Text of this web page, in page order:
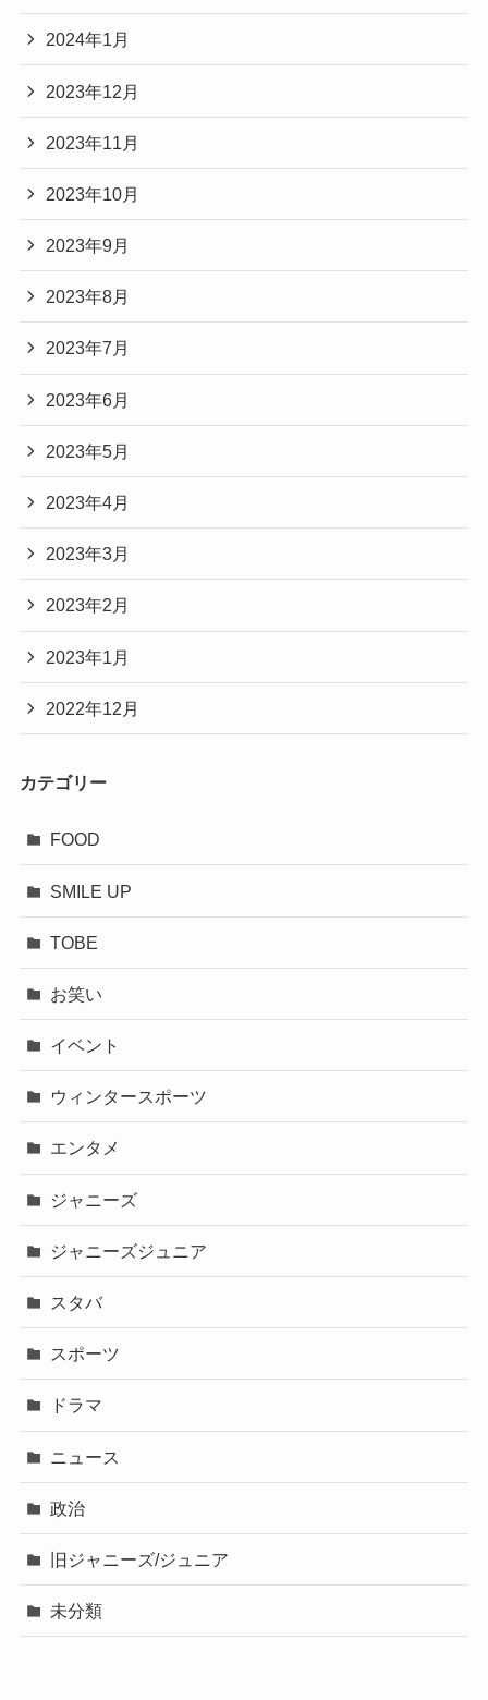
2024年1月
2023年12月
2023年11月
2023年10月
2023年9月
2023年8月
2023年7月
2023年6月
2023年5月
2023年4月
2023年3月
2023年2月
2023年1月
2022年12月
カテゴリー
FOOD
SMILE UP
TOBE
お笑い
イベント
ウィンタースポーツ
エンタメ
ジャニーズ
ジャニーズジュニア
スタバ
スポーツ
ドラマ
ニュース
政治
旧ジャニーズ/ジュニア
未分類